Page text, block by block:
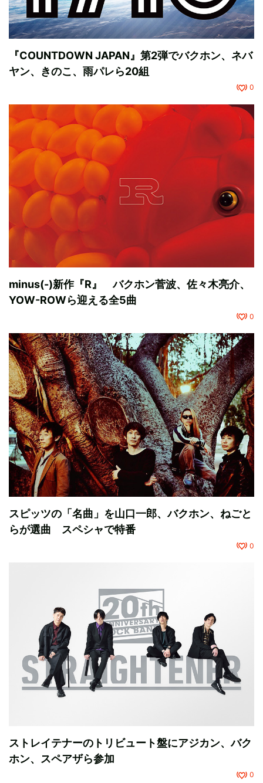
『COUNTDOWN JAPAN』第2弾でバクホン、ネバ
ヤン、きのこ、雨パレら20組
0
minus(-)新作『R』 バクホン菅波、佐々木亮介、
YOW-ROWら迎える全5曲
0
スピッツの「名曲」を山口一郎、バクホン、ねごと
らが選曲 スペシャで特番
0
ストレイテナーのトリビュート盤にアジカン、バク
ホン、スペアザら参加
0